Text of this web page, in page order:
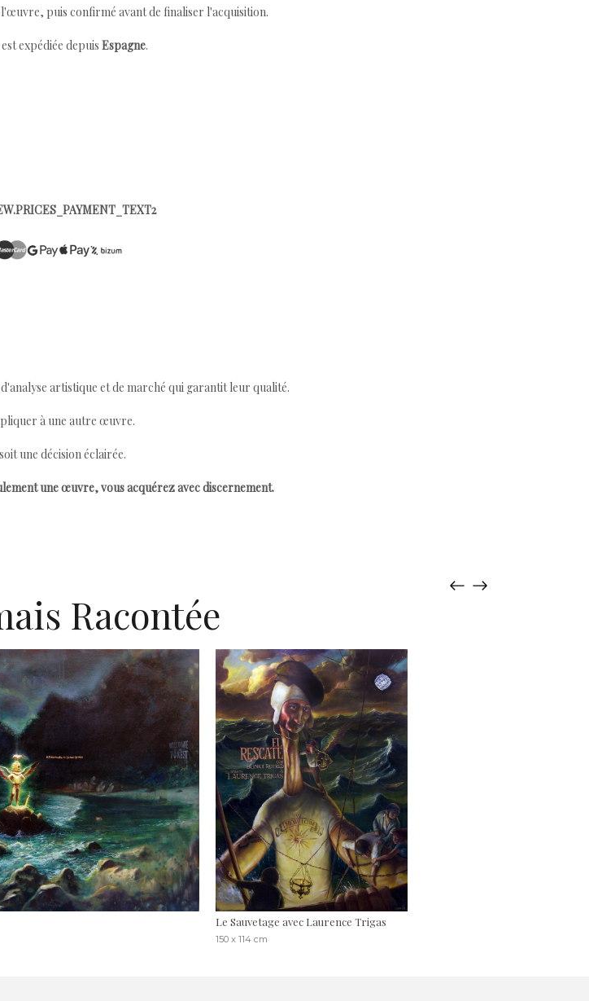
puis confirmé avant de finaliser l'acquisition.
expédiée depuis Espagne.
artistique et de marché qui garantit leur qualité.
à une autre œuvre.
une décision éclairée.
une œuvre, vous acquérez avec discernement.
Racontée
Le Sauvetage avec Laurence Trigas
150 x 114 cm